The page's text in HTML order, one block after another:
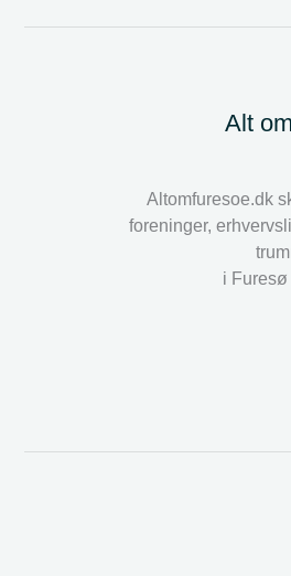
Alt
Altomfuresoe.dk
foreninger,
i Furesø